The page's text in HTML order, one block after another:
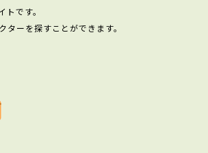
です。
ーを探すことができます。